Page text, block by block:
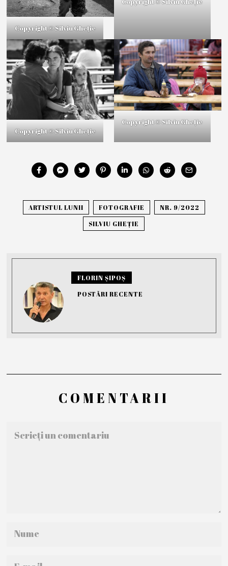
Copyright © Silviu Gheție
Copyright © Silviu Gheție
Copyright © Silviu Gheție
ARTISTUL LUNII FOTOGRAFIE
NR. 9/2022
SILVIU GHEȚIE
FLORIN ȘIPOȘ
POSTĂRI RECENTE
COMENTARII